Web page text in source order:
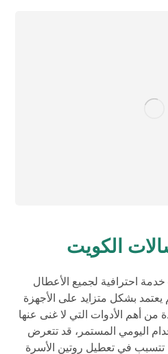
الكويت
احترافية لجميع الأعطال
في عالم يعتمد بشكل متزايد على الأجهزة
من أهم الأدوات التي لا غنى عنها
اليومي المستمر، قد تتعرض
تتسبب في تعطيل روتين الأسرة